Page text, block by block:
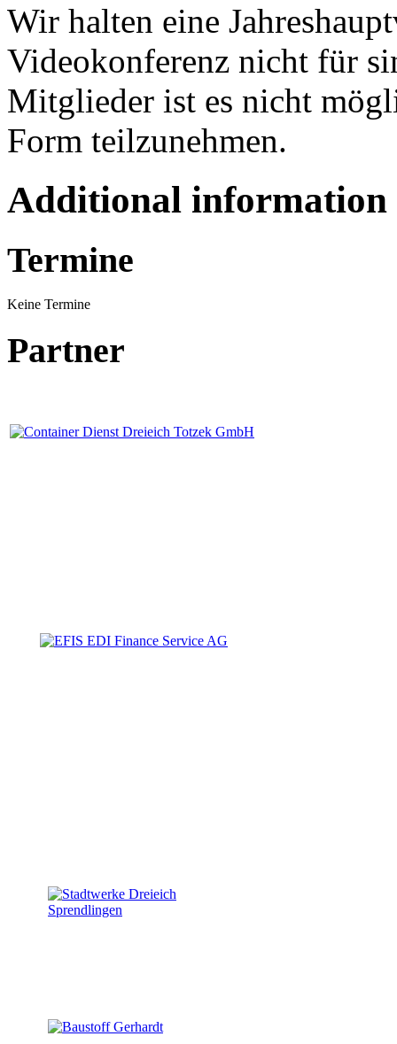
Wir halten eine
Videokonferenz nicht für
Mitglieder ist es nicht
Form teilzunehmen.
Additional information
Termine
Keine Termine
Partner